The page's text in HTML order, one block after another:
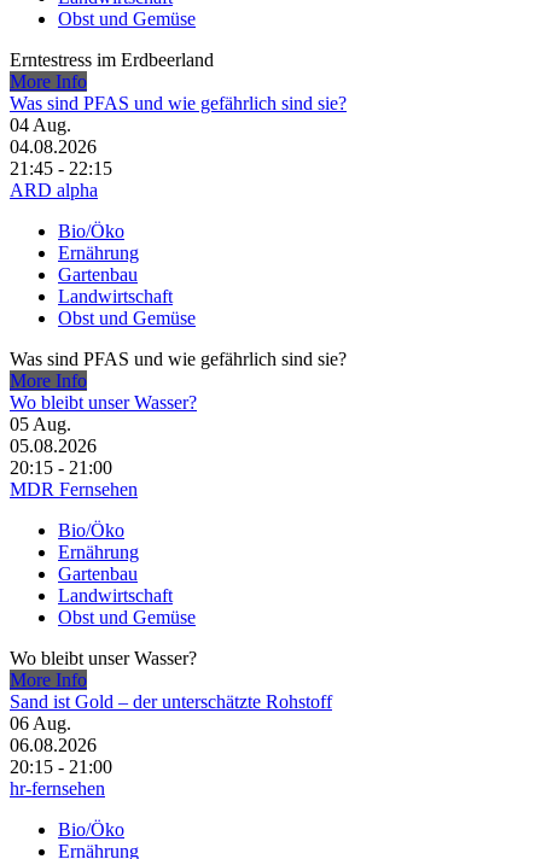
Obst und Gemüse
Erntestress im Erdbeerland
More Info
Was sind PFAS und wie gefährlich sind sie?
04 Aug.
04.08.2026
21:45 - 22:15
ARD alpha
Bio/Öko
Ernährung
Gartenbau
Landwirtschaft
Obst und Gemüse
Was sind PFAS und wie gefährlich sind sie?
More Info
Wo bleibt unser Wasser?
05 Aug.
05.08.2026
20:15 - 21:00
MDR Fernsehen
Bio/Öko
Ernährung
Gartenbau
Landwirtschaft
Obst und Gemüse
Wo bleibt unser Wasser?
More Info
Sand ist Gold – der unterschätzte Rohstoff
06 Aug.
06.08.2026
20:15 - 21:00
hr-fernsehen
Bio/Öko
Ernährung